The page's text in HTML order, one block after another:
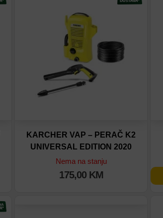
Dodaj u poređenje
KARCHER VAP – PERAČ K2
UNIVERSAL EDITION 2020
Nema na stanju
175,00 KM